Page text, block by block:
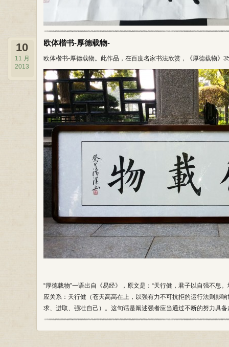
欧体楷书-厚德载物-
10
11 月
2013
欧体楷书-厚德载物。此作品，在百度名家书法欣赏，《厚德载物》
“厚德载物”一语出自《易经》，原文是：“天行健，君子以自强不息
应关系：天行健（苍天高高在上，以强有力不可抗拒的运行法则影
求、进取、强壮自己）。这句话是阐述强者应当通过不断的努力具